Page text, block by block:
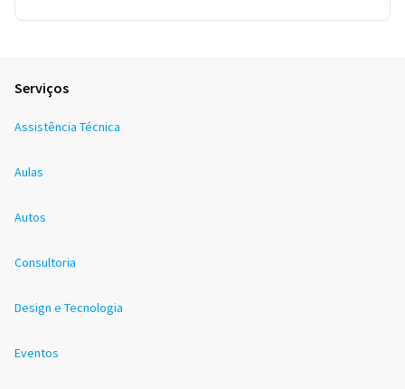
Serviços
Assistência Técnica
Aulas
Autos
Consultoria
Design e Tecnologia
Eventos